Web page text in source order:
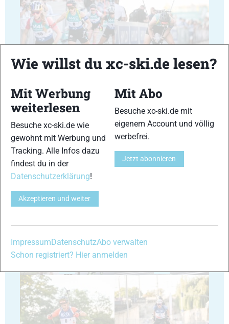
25 26
27
Wie willst du xc-ski.de lesen?
Mit Werbung
weiterlesen
Besuche xc-ski.de wie
gewohnt mit Werbung und
Tracking. Alle Infos dazu
findest du in der
Datenschutzerklärung!
Akzeptieren und weiter
Mit Abo
Besuche xc-ski.de mit
eigenem Account und völlig
werbefrei.
Jetzt abonnieren
ImpressumDatenschutzAbo verwalten
Schon registriert? Hier anmelden